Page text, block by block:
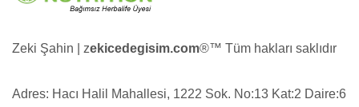
Zeki Şahin | zekicedegisim.com®️™️ Tüm hakları saklıdır
Adres: Hacı Halil Mahallesi, 1222 Sok. No:13 Kat:2 Daire:6